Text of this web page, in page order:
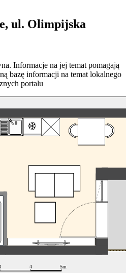
ul. Olimpijska
Informacje na jej temat pomagają
bazę informacji na temat lokalnego
portalu